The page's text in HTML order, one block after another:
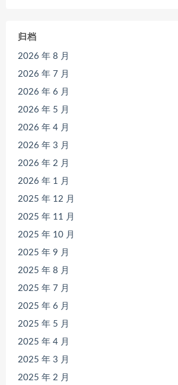
归档
2026 年 8 月
2026 年 7 月
2026 年 6 月
2026 年 5 月
2026 年 4 月
2026 年 3 月
2026 年 2 月
2026 年 1 月
2025 年 12 月
2025 年 11 月
2025 年 10 月
2025 年 9 月
2025 年 8 月
2025 年 7 月
2025 年 6 月
2025 年 5 月
2025 年 4 月
2025 年 3 月
2025 年 2 月